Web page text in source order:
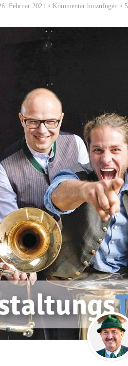
Februar 2021 Kommentar hinzufügen